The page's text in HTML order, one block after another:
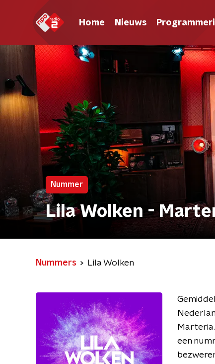
Home Nieuws
Nummer
Lila Wolken -
Nummers Lila Wolken
een